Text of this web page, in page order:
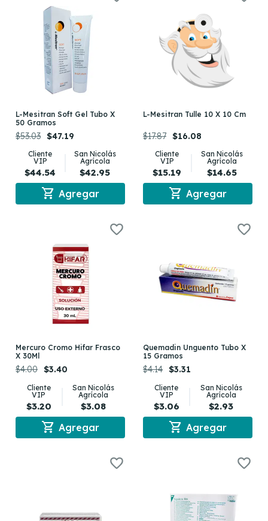
L-Mesitran Soft Gel Tubo X
50 Gramos
$53.03 $47.19
Cliente
VIP
$44.54
San Nicolás
Agrícola
$42.95
shopping_cart Agregar
L-Mesitran Tulle 10 X 10 Cm
$17.87 $16.08
Cliente
VIP
$15.19
San Nicolás
Agrícola
$14.65
shopping_cart Agregar
Mercuro Cromo Hifar Frasco
X 30Ml
$4.00 $3.40
Cliente
VIP
$3.20
San Nicolás
Agrícola
$3.08
shopping_cart Agregar
Quemadin Unguento Tubo X
15 Gramos
$4.14 $3.31
Cliente
VIP
$3.06
San Nicolás
Agrícola
$2.93
shopping_cart Agregar